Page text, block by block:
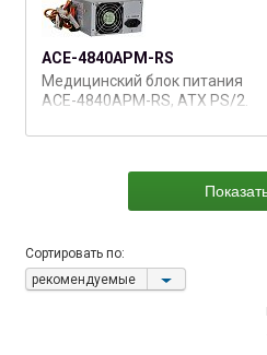
ACE-4840APM-RS
Медицинский блок питания
ACE-4840APM-RS, ATX PS/2.
( AC ).
Сортировать по:
рекомендуемые